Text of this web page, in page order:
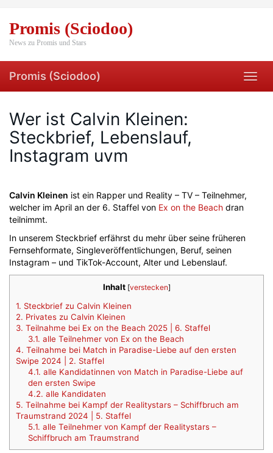
main
content
Promis (Sciodoo)
News zu Promis und Stars
Promis (Sciodoo)
Wer ist Calvin Kleinen:
Steckbrief, Lebenslauf,
Instagram uvm
Calvin Kleinen ist ein Rapper und Reality – TV – Teilnehmer,
welcher im April an der 6. Staffel von Ex on the Beach dran
teilnimmt.
In unserem Steckbrief erfährst du mehr über seine früheren
Fernsehformate, Singleveröffentlichungen, Beruf, seinen
Instagram – und TikTok-Account, Alter und Lebenslauf.
Inhalt [verstecken]
1. Steckbrief zu Calvin Kleinen
2. Privates zu Calvin Kleinen
3. Teilnahme bei Ex on the Beach 2025 | 6. Staffel
3.1. alle Teilnehmer von Ex on the Beach
4. Teilnahme bei Match in Paradise-Liebe auf den ersten
Swipe 2024 | 2. Staffel
4.1. alle Kandidatinnen von Match in Paradise-Liebe auf
den ersten Swipe
4.2. alle Kandidaten
5. Teilnahme bei Kampf der Realitystars – Schiffbruch am
Traumstrand 2024 | 5. Staffel
5.1. alle Teilnehmer von Kampf der Realitystars –
Schiffbruch am Traumstrand